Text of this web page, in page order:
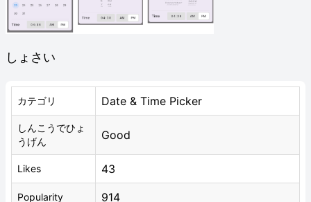
しょさい
カテゴリ Date & Time Picker
しんこうでひょ
うげん
Good
Likes 43
Popularity 914